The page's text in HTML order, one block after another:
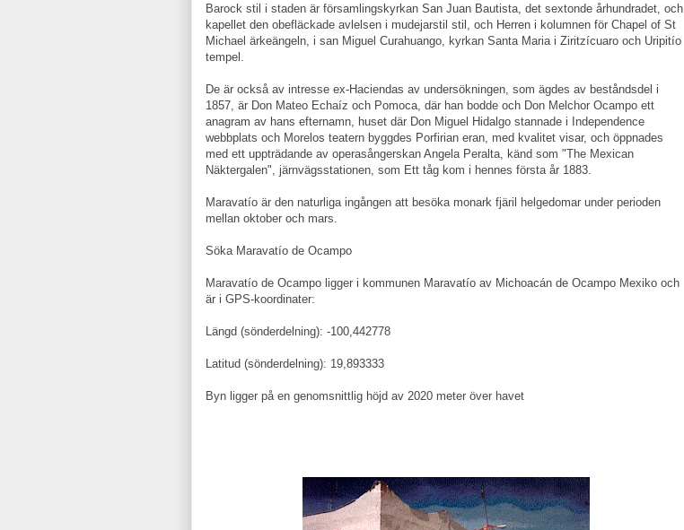
Barock stil i staden är församlingskyrkan San Juan Bautista, det sextonde århundradet, och
kapellet den obefläckade avlelsen i mudejarstil stil, och Herren i kolumnen för Chapel of St
Michael ärkeängeln, i san Miguel Curahuango, kyrkan Santa Maria i Ziritzícuaro och Uripitío
tempel.
De är också av intresse ex-Haciendas av undersökningen, som ägdes av beståndsdel i
1857, är Don Mateo Echaíz och Pomoca, där han bodde och Don Melchor Ocampo ett
anagram av hans efternamn, huset där Don Miguel Hidalgo stannade i Independence
webbplats och Morelos teatern byggdes Porfirian eran, med kvalitet visar, och öppnades
med ett uppträdande av operasångerskan Angela Peralta, känd som "The Mexican
Näktergalen", järnvägsstationen, som Ett tåg kom i hennes första år 1883.
Maravatío är den naturliga ingången att besöka monark fjäril helgedomar under perioden
mellan oktober och mars.
Söka Maravatío de Ocampo
Maravatío de Ocampo ligger i kommunen Maravatío av Michoacán de Ocampo Mexiko och
är i GPS-koordinater:
Längd (sönderdelning): -100,442778
Latitud (sönderdelning): 19,893333
Byn ligger på en genomsnittlig höjd av 2020 meter över havet